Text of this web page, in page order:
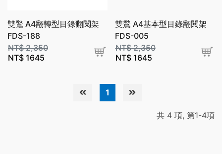
雙鶖 A4翻轉型目錄翻閱架
FDS-188
NT$2,350
NT$ 1645
雙鶖 A4基本型目錄翻閱架
FDS-005
NT$2,350
NT$1645
1
共 4 項, 第1-4項